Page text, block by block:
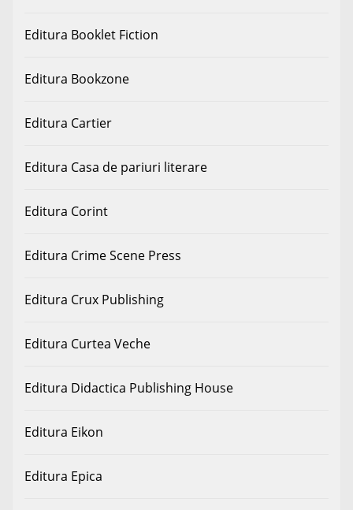
Editura Booklet Fiction
Editura Bookzone
Editura Cartier
Editura Casa de pariuri literare
Editura Corint
Editura Crime Scene Press
Editura Crux Publishing
Editura Curtea Veche
Editura Didactica Publishing House
Editura Eikon
Editura Epica